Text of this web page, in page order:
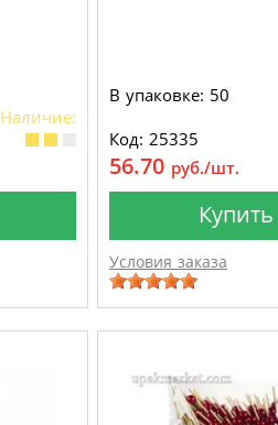
Наличие:
В упаковке: 50
Код: 25335
56.70 руб./шт.
Купить
Условия заказа